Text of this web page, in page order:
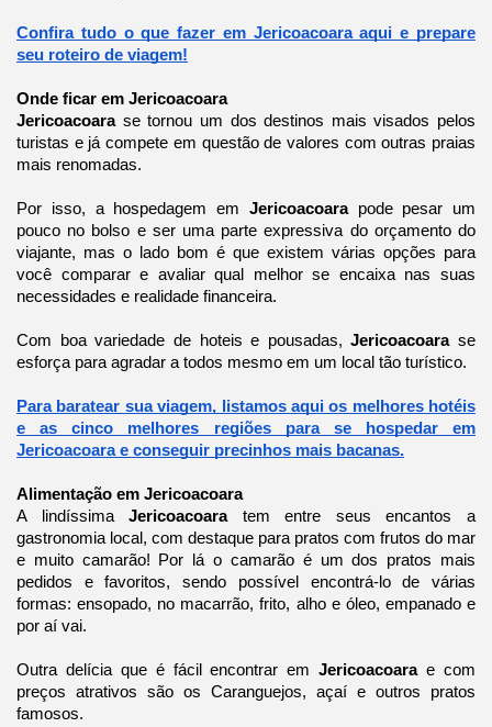
Confira tudo o que fazer em Jericoacoara aqui e prepare
seu roteiro de viagem!
Onde ficar em Jericoacoara
Jericoacoara se tornou um dos destinos mais visados pelos
turistas e já compete em questão de valores com outras praias
mais renomadas.
Por isso, a hospedagem em Jericoacoara pode pesar um
pouco no bolso e ser uma parte expressiva do orçamento do
viajante, mas o lado bom é que existem várias opções para
você comparar e avaliar qual melhor se encaixa nas suas
necessidades e realidade financeira.
Com boa variedade de hoteis e pousadas,Jericoacoara se
esforça para agradar a todos mesmo em um local tão turístico.
Para baratear sua viagem, listamos aqui os melhores hotéis
e as cinco melhores regiões para se hospedar em
Jericoacoara e conseguir precinhos mais bacanas.
Alimentação em Jericoacoara
A lindíssimaJericoacoara tem entre seus encantos a
gastronomia local, com destaque para pratos com frutos do mar
e muito camarão! Por lá o camarão é um dos pratos mais
pedidos e favoritos, sendo possível encontrá-lo de várias
formas: ensopado, no macarrão, frito, alho e óleo, empanado e
por aí vai.
Outra delícia que é fácil encontrar em Jericoacoarae com
preços atrativos são os Caranguejos, açaí e outros pratos
famosos.